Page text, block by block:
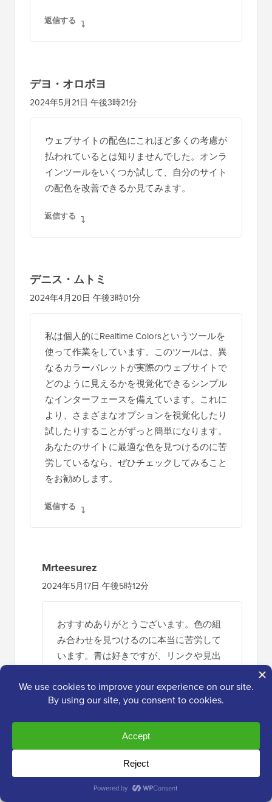
返信する
デヨ・オロボヨ
2024年5月21日 午後3時21分
ウェブサイトの配色にこれほど多くの考慮が
払われているとは知りませんでした。オンラ
インツールをいくつか試して、自分のサイト
の配色を改善できるか見てみます。
返信する
デニス・ムトミ
2024年4月20日 午後3時01分
私は個人的にRealtime Colorsというツールを
使って作業をしています。このツールは、異
なるカラーパレットが実際のウェブサイトで
どのように見えるかを視覚化できるシンプル
なインターフェースを備えています。これに
より、さまざまなオプションを視覚化したり
試したりすることがずっと簡単になります。
あなたのサイトに最適な色を見つけるのに苦
労しているなら、ぜひチェックしてみること
をお勧めします。
返信する
Mrteesurez
2024年5月17日 午後5時12分
おすすめありがとうございます。色の組
み合わせを見つけるのに本当に苦労して
います。青は好きですが、リンクや見出
に何を使えばいいかわかりません。
デニス・ムトミ
2024年5月26日 午後12時56分